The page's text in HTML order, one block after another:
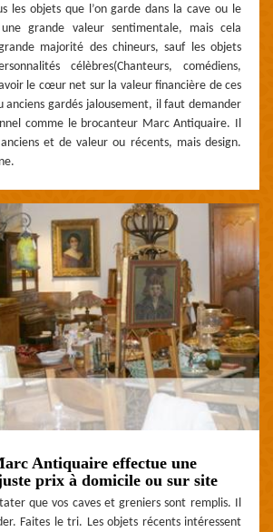
les objets que l’on garde dans la cave ou le
grande valeur sentimentale, mais cela
majorité des chineurs, sauf les objets
célèbres(Chanteurs, comédiens,
le cœur net sur la valeur financière de ces
anciens gardés jalousement, il faut demander
comme le brocanteur Marc Antiquaire. Il
et de valeur ou récents, mais design.
Antiquaire effectue une
prix à domicile ou sur site
que vos caves et greniers sont remplis. Il
Faites le tri. Les objets récents intéressent